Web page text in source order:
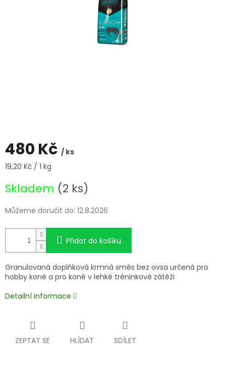
480 Kč / ks
Měrná
19,20 Kč / 1 kg
Skladem (2 ks)
Můžeme doručit do: 12.8.2026
Přidat do košíku
Granulovaná doplňková krmná směs bez ovsa určená pro
hobby koně a pro koně v lehké tréninkové zátěži
Detailní informace
ZEPTAT SE HLÍDAT SDÍLET